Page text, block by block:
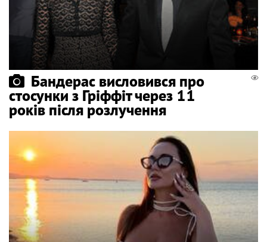
Бандерас висловився про
стосунки з Гріффіт через 11
років після розлучення